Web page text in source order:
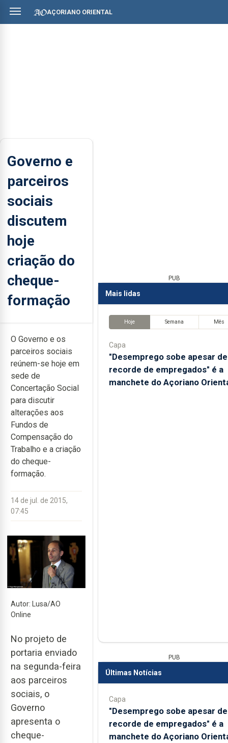
AÇORIANO ORIENTAL
Governo e
parceiros
sociais
discutem
hoje
criação do
cheque-
formação
O Governo e os
parceiros sociais
reúnem-se hoje em
sede de
Concertação Social
para discutir
alterações aos
Fundos de
Compensação do
Trabalho e a criação
do cheque-
formação.
14 de jul. de 2015,
07:45
Autor: Lusa/AO
Online
No projeto de
portaria enviado
na segunda-feira
aos parceiros
sociais, o
Governo
apresenta o
cheque-
PUB
Mais lidas
Hoje Semana Mês
Capa
"Desemprego sobe apesar de
recorde de empregados" é a
manchete do Açoriano
PUB
Últimas Notícias
Capa
"Desemprego sobe apesar de
recorde de empregados" é a
manchete do Açoriano